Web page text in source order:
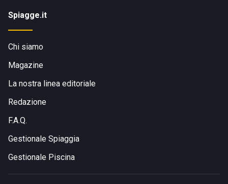
Spiagge.it
Chi siamo
Magazine
La nostra linea editoriale
Redazione
F.A.Q.
Gestionale Spiaggia
Gestionale Piscina